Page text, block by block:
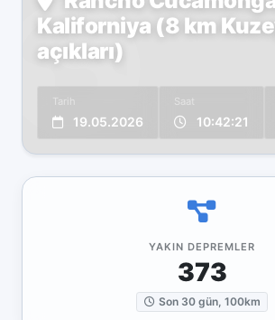
Kaliforniya (8 km
açıkları)
Tarih
19.05.2026
Saat
10:42:21
YAKIN DEPREMLER
373
Son 30 gün, 100km